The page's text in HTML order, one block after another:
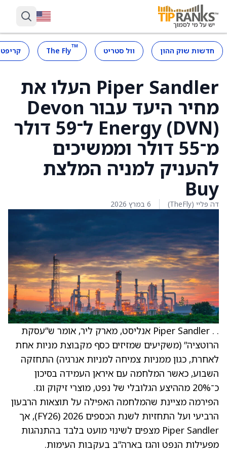
חדשות שוק ההון וול סטריט ™
The Fly
Piper Sandler העלו את
מחיר היעד עבור Devon
Energy (DVN) ל־59 דולר
מ־55 דולר וממשיכים
להעניק למניה המלצת
Buy
דה פליי (TheFly) 6 במרץ 2026
. . Piper Sandler אנליסט, מארק ליר, אומר ש”עסקת
הרוטציה” (משקיעים שמזיזים כסף מקבוצת מניות אחת
לאחרת, כגון ממניות צמיחה למניות אנרגיה) התחזקה
השבוע, כאשר המלחמה עם איראן העמידה בסיכון
כ־20% מההיצע הגלובלי של נפט, מוצרי זיקוק וגז.
הפירמה מציינת שהמלחמה האפילה על תוצאות הרבעון
הרביעי ועל התחזיות לשנת הכספים 2026 (FY26), אך
Piper Sandler מצפים לשינוי מועט בלבד בהתנהגות
מפעילות הנפט והגז בארה”ב בעקבות העימות.